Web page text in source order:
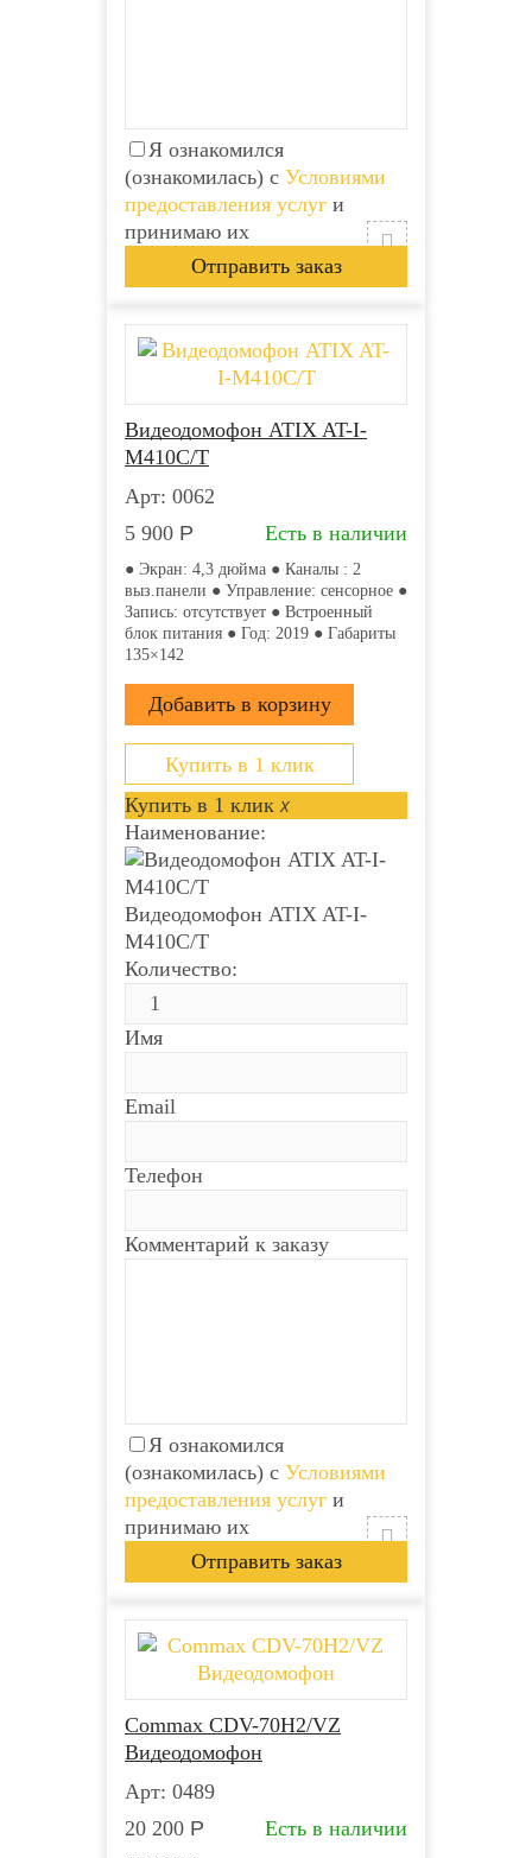
Я ознакомился
(ознакомилась) с Условиями
предоставления услуг и
принимаю их
Видеодомофон ATIX AT-I-
М410C/T
Арт: 0062
5 900 Р Есть в наличии
● Экран: 4,3 дюйма ● Каналы : 2
выз.панели ● Управление: сенсорное ●
Запись: отсутствует ● Встроенный
блок питания ● Год: 2019 ● Габариты
135×142
Купить в 1 клик
Купить в 1 клик x
Наименование:
Видеодомофон ATIX AT-I-
М410C/T
Количество:
Имя
Email
Телефон
Комментарий к заказу
Я ознакомился
(ознакомилась) с Условиями
предоставления услуг и
принимаю их
Commax CDV-70H2/VZ
Видеодомофон
Арт: 0489
20 200 Р Есть в наличии